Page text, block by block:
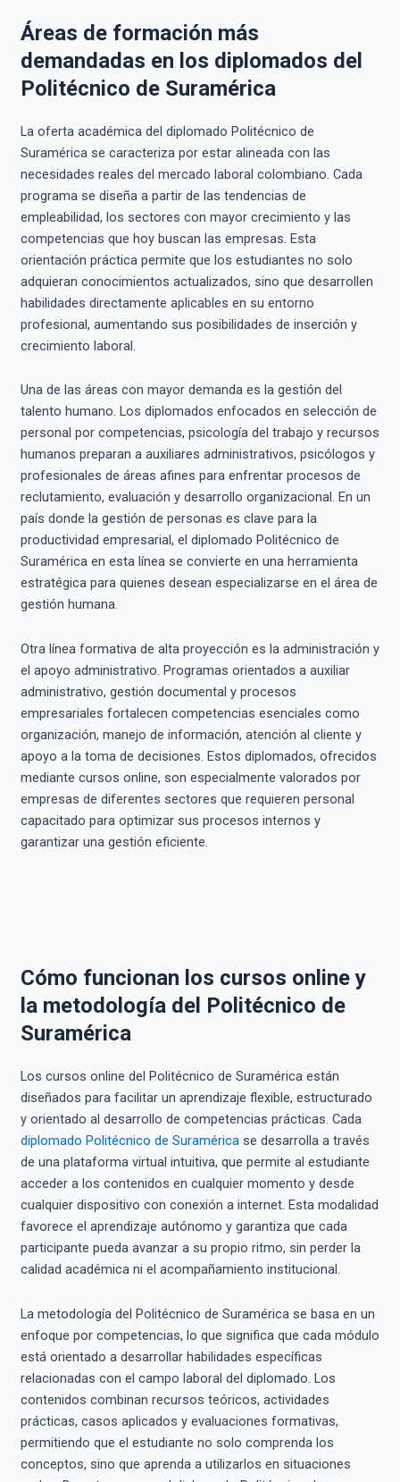
Áreas de formación más
demandadas en los diplomados del
Politécnico de Suramérica
La oferta académica del diplomado Politécnico de
Suramérica se caracteriza por estar alineada con las
necesidades reales del mercado laboral colombiano. Cada
programa se diseña a partir de las tendencias de
empleabilidad, los sectores con mayor crecimiento y las
competencias que hoy buscan las empresas. Esta
orientación práctica permite que los estudiantes no solo
adquieran conocimientos actualizados, sino que desarrollen
habilidades directamente aplicables en su entorno
profesional, aumentando sus posibilidades de inserción y
crecimiento laboral.
Una de las áreas con mayor demanda es la gestión del
talento humano. Los diplomados enfocados en selección de
personal por competencias, psicología del trabajo y recursos
humanos preparan a auxiliares administrativos, psicólogos y
profesionales de áreas afines para enfrentar procesos de
reclutamiento, evaluación y desarrollo organizacional. En un
país donde la gestión de personas es clave para la
productividad empresarial, el diplomado Politécnico de
Suramérica en esta línea se convierte en una herramienta
estratégica para quienes desean especializarse en el área de
gestión humana.
Otra línea formativa de alta proyección es la administración y
el apoyo administrativo. Programas orientados a auxiliar
administrativo, gestión documental y procesos
empresariales fortalecen competencias esenciales como
organización, manejo de información, atención al cliente y
apoyo a la toma de decisiones. Estos diplomados, ofrecidos
mediante cursos online, son especialmente valorados por
empresas de diferentes sectores que requieren personal
capacitado para optimizar sus procesos internos y
garantizar una gestión eficiente.
Cómo funcionan los cursos online y
la metodología del Politécnico de
Suramérica
Los cursos online del Politécnico de Suramérica están
diseñados para facilitar un aprendizaje flexible, estructurado
y orientado al desarrollo de competencias prácticas. Cada
diplomado Politécnico de Suraméricase desarrolla a través
de una plataforma virtual intuitiva, que permite al estudiante
acceder a los contenidos en cualquier momento y desde
cualquier dispositivo con conexión a internet. Esta modalidad
favorece el aprendizaje autónomo y garantiza que cada
participante pueda avanzar a su propio ritmo, sin perder la
calidad académica ni el acompañamiento institucional.
La metodología del Politécnico de Suramérica se basa en un
enfoque por competencias, lo que significa que cada módulo
está orientado a desarrollar habilidades específicas
relacionadas con el campo laboral del diplomado. Los
contenidos combinan recursos teóricos, actividades
prácticas, casos aplicados y evaluaciones formativas,
permitiendo que el estudiante no solo comprenda los
conceptos, sino que aprenda a utilizarlos en situaciones